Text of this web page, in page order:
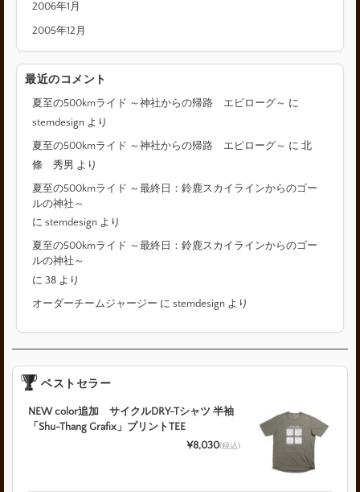
2006年1月
2005年12月
最近のコメント
夏至の500kmライド ～神社からの帰路 エピローグ～ に
stemdesign より
夏至の500kmライド ～神社からの帰路 エピローグ～ に北
條 秀男 より
夏至の500kmライド ～最終日：鈴鹿スカイラインからのゴー
ルの神社～
にstemdesign より
夏至の500kmライド ～最終日：鈴鹿スカイラインからのゴー
ルの神社～
に38 より
オーダーチームジャージー にstemdesign より
ベストセラー
NEW color追加 サイクルDRY-Tシャツ 半袖
「Shu-Thang Grafix」プリントTEE
¥8,030(税込)